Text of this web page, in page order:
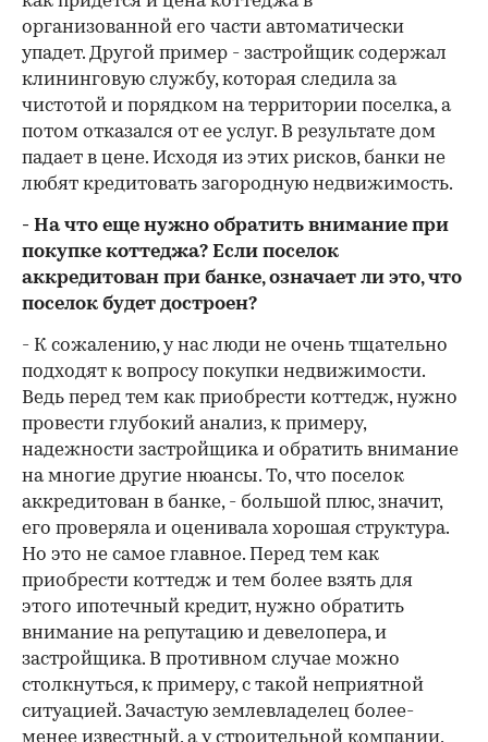
организованной его части автоматически
упадет. Другой пример - застройщик содержал
клининговую службу, которая следила за
чистотой и порядком на территории поселка, а
потом отказался от ее услуг. В результате дом
падает в цене. Исходя из этих рисков, банки не
любят кредитовать загородную недвижимость.
- На что еще нужно обратить внимание при
покупке коттеджа? Если поселок
аккредитован при банке, означает ли это, что
поселок будет достроен?
- К сожалению, у нас люди не очень тщательно
подходят к вопросу покупки недвижимости.
Ведь перед тем как приобрести коттедж, нужно
провести глубокий анализ, к примеру,
надежности застройщика и обратить внимание
на многие другие нюансы. То, что поселок
аккредитован в банке, - большой плюс, значит,
его проверяла и оценивала хорошая структура.
Но это не самое главное. Перед тем как
приобрести коттедж и тем более взять для
этого ипотечный кредит, нужно обратить
внимание на репутацию и девелопера, и
застройщика. В противном случае можно
столкнуться, к примеру, с такой неприятной
ситуацией. Зачастую землевладелец более-